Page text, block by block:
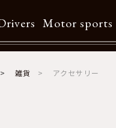
Motor sports
雑貨 アクセサリー